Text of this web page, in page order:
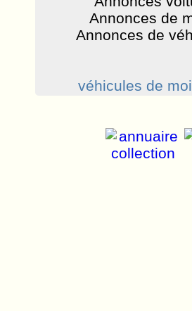
Annonces de
Annonces de
véhicules de